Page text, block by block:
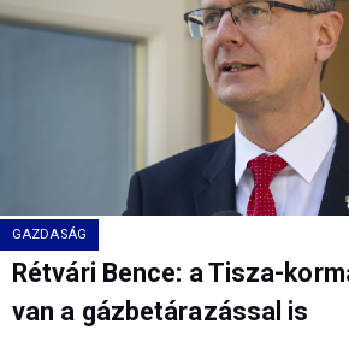
GAZDASÁG
Rétvári Bence: a Tisza-
van a gázbetárazással is